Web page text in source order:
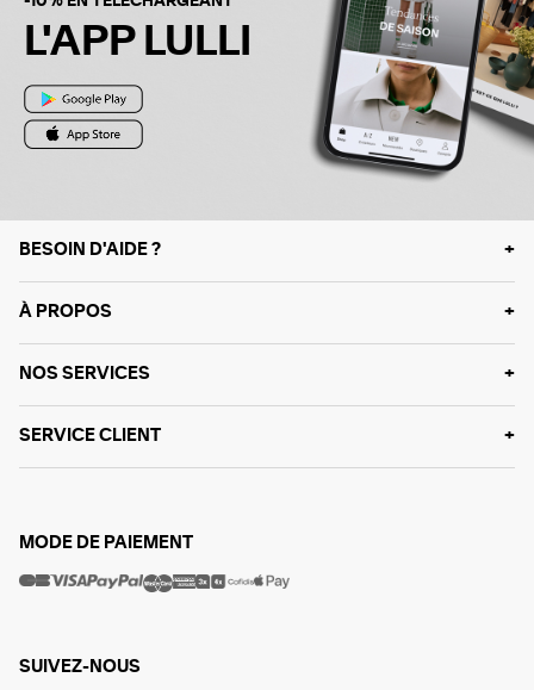
L'APP LULLI
BESOIN D'AIDE ?
À PROPOS
NOS SERVICES
SERVICE CLIENT
MODE DE PAIEMENT
SUIVEZ-NOUS